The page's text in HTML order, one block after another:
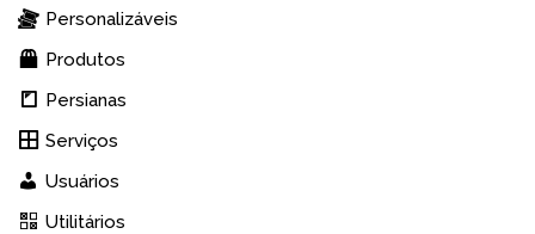
Personalizáveis
Produtos
Persianas
Serviços
Usuários
Utilitários